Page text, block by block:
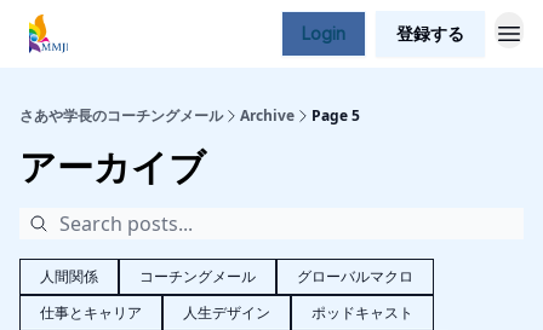
Login 登録する
さあや学長のコーチングメール Archive Page 5
アーカイブ
人間関係 コーチングメール
グローバルマクロ
仕事とキャリア
人生デザイン
ポッドキャスト